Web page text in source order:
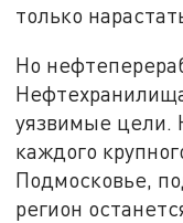
только
Но
уязвимые цели.
каждого
Подмосковье,
регион